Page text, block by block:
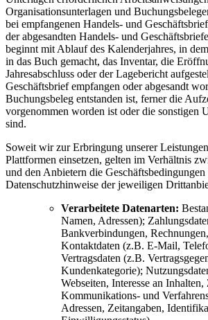
Organisationsunterlagen und
bei empfangenen Handels- und
der abgesandten Handels- und
beginnt mit Ablauf des Kalenderjahres, in
in das Buch gemacht, das Inventar, die
Jahresabschluss oder der Lagebericht
Geschäftsbrief empfangen oder abgesandt
Buchungsbeleg entstanden ist, ferner die
vorgenommen worden ist oder die sonstigen
sind.
Soweit wir zur Erbringung unserer
Plattformen einsetzen, gelten im Verhältnis
und den Anbietern die Geschäftsbedingungen
Datenschutzhinweise der jeweiligen
Verarbeitete Datenarten:
Namen, Adressen);
Bankverbindungen,
Kontaktdaten (z.B. E-Mail,
Vertragsdaten (z.B.
Kundenkategorie);
Webseiten, Interesse an
Kommunikations- und
Adressen, Zeitangaben,